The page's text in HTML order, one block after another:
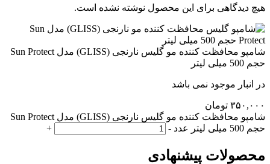
هیچ دیدگاهی برای این محصول نوشته نشده است.
شامپو محافظت کننده مو گلیس نارنجی (GLISS) مدل Sun Protect
حجم 500 میلی لیتر
در انبار موجود نمی باشد
۳۵۰,۰۰۰ تومان
شامپو محافظت کننده مو گلیس نارنجی (GLISS) مدل Sun Protect
حجم 500 میلی لیتر عدد
-
+
محصولات پیشنهادی